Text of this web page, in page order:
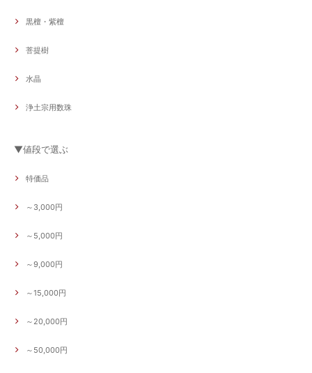
黒檀・紫檀
菩提樹
水晶
浄土宗用数珠
▼値段で選ぶ
特価品
～3,000円
～5,000円
～9,000円
～15,000円
～20,000円
～50,000円